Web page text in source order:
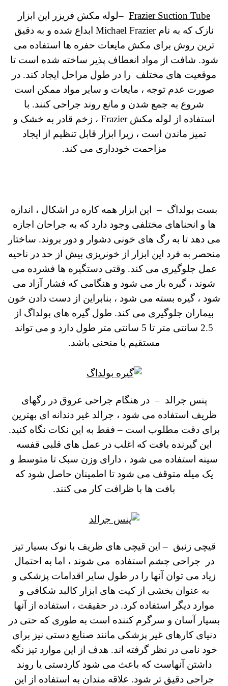
Frazier Suction Tube
–لوله مکش فریزر این ابزار
نازک که به نام Michael Frazier ابداع شده و به دقیق
ترین روش برای مکش مایعات حفره ها استفاده می
شود. شافت از مواد انعطاف پذیر ساخته شده است تا
موقعیت های مختلف را در طول مراحل ایجاد کند. در
صورت عدم توجه ، مایعات و سایر مواد ممکن است
شروع به جمع شدن و مانع روند جراحی کنند. با
استفاده از لوله مکش Frazier ، زخم قادر به خشک و
تمیز ماندن است ، زیرا ابزار قابل تنظیم از ایجاد
مزاحمت خودداری می کند.
بست بولداگ – این ابزار همه کاره در اشکال ، اندازه
ها و انحناهای مختلفی وجود دارد که به جراحان اجازه
می دهد تا به رگ های خونی دشوار و دور بروند. ساختار
منحصر به فرد این ابزار از خونریزی بیش از حد در ناحیه
عمل جلوگیری می کند. وقتی دستگیره ها فشرده می
شوند ، گیره باز می شود و هنگامی که فشار آزاد می
شود ، گیره بسته می شود ، بنابراین از دست دادن خون
بیماران جلوگیری می کند. طول گیره های بولداگ از
2.5 سانتی متر تا 5 سانتی متر طول دارد و می تواند
مستقیم یا منحنی باشد.
پنس جرالد –در هنگام جراحی عروق در رگهای
ظریف استفاده می شود ، جرالد غیر دندانه ای بهترین
برای دقت مطلوب است – فقط به این نکات نگاه کنید.
این گیرنده بافت که اغلب در عمل های قلبی قفسه
سینه استفاده می شود ، دارای وزن سبک تا متوسط ​​و
یک میله متوقف می شود تا اطمینان حاصل شود که
بافت ها با ظرافت کار می کنند.
قیچی زنبق – این قیچی های ظریف با نوک بسیار تیز
در جراحی چشم استفاده می شوند ، اما به احتمال
زیاد می توان آنها را در طول سایر اقدامات پزشکی و
به عنوان بخشی از کیت های ابزار کالبد شکافی و
موارد دیگر استفاده کرد. در حقیقت ، استفاده از آنها
بسیار آسان و سرگرم کننده است به طوری که حتی در
دنیای کارهای غیر پزشکی مانند صنایع دستی نیز برای
خود نامی در نظر گرفته اند. هدف از این موارد تیز نگه
داشتن آنهاست که باعث می شود کاردستی یا روند
جراحی دقیق تر شود. علاقه مندان به استفاده از این